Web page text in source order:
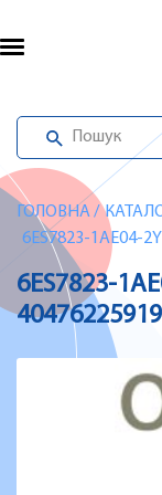
ГОЛОВНА/
6ES7823-1AE04-
6ES7823-